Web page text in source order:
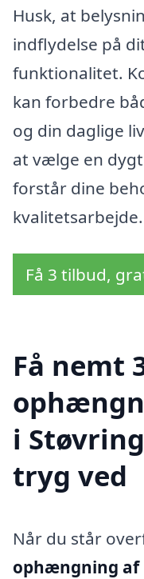
Husk, at
indflydelse på
funktionalitet.
kan forbedre
og din daglige
at vælge en
forstår dine
kvalitetsarbejde.
Få 3 tilbud,
Få nemt
i
tryg ved
Når du står
ophængning af